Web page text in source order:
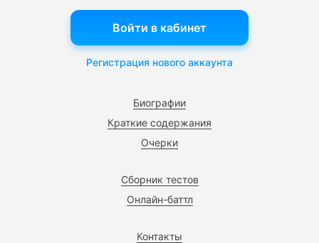
Биографии
Краткие содержания
Очерки
Сборник тестов
Онлайн-баттл
Контакты
Войти в кабинет
Регистрация нового аккаунта